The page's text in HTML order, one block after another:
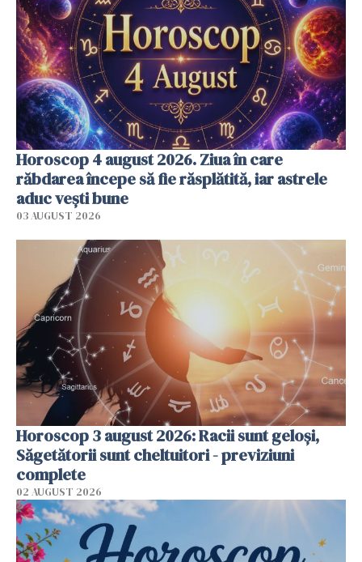
Horoscop 4 august 2026. Ziua în care
răbdarea începe să fie răsplătită, iar astrele
aduc vești bune
03 AUGUST 2026
Horoscop 3 august 2026: Racii sunt geloși,
Săgetătorii sunt cheltuitori - previziuni
complete
02 AUGUST 2026